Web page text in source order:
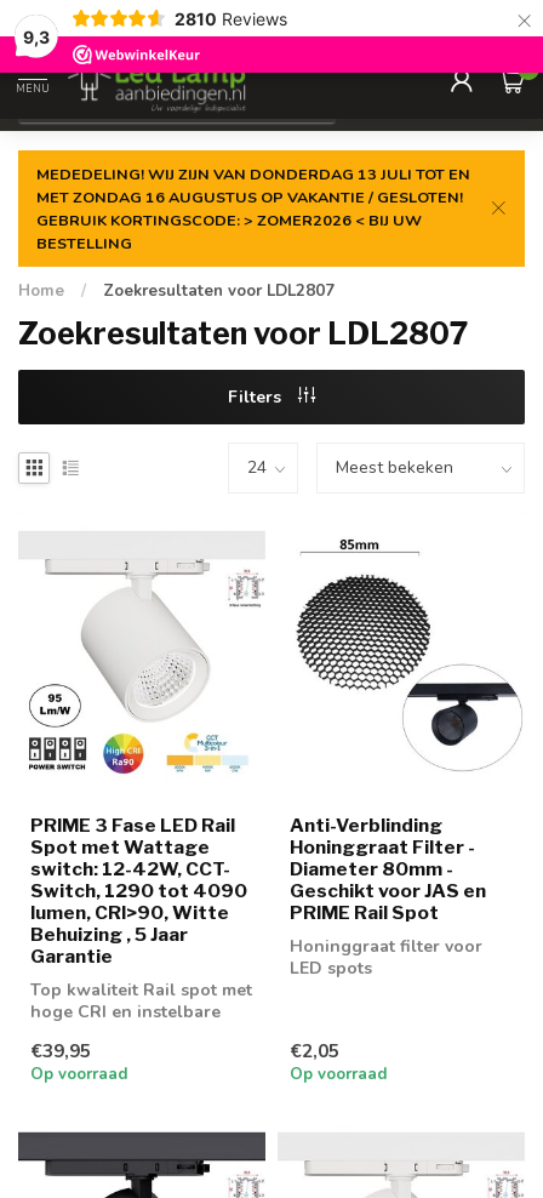
9,3
2810 Reviews ×
Gegarandeerde delaagste prijs
MENU
0
MEDEDELING! WIJ ZIJN VAN DONDERDAG 13 JULI TOT EN
MET ZONDAG 16 AUGUSTUS OP VAKANTIE / GESLOTEN!
GEBRUIK KORTINGSCODE: > ZOMER2026 < BIJ UW
BESTELLING
Home / Zoekresultaten voor LDL2807
Zoekresultaten voor LDL2807
Filters
PRIME 3 Fase LED Rail
Spot met Wattage
switch: 12-42W, CCT-
Switch, 1290 tot 4090
lumen, CRI>90, Witte
Behuizing , 5 Jaar
Garantie
Top kwaliteit Rail spot met
hoge CRI en instelbare
€39,95
Op voorraad
Anti-Verblinding
Honinggraat Filter -
Diameter 80mm -
Geschikt voor JAS en
PRIME Rail Spot
Honinggraat filter voor
LED spots
€2,05
Op voorraad